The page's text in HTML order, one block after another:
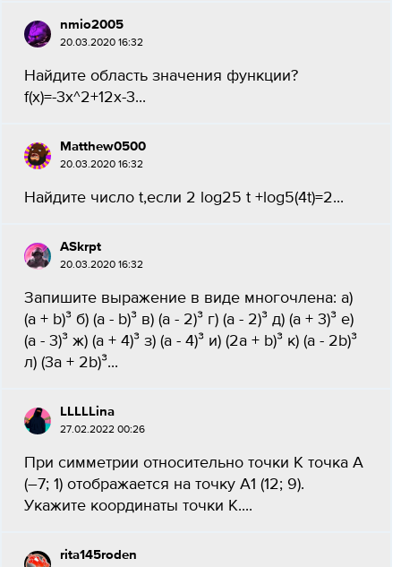
nmio2005
20.03.2020 16:32
Найдите область значения функции?
f(x)=-3x^2+12x-3...
Matthew0500
20.03.2020 16:32
Найдите число t,если 2 log25 t +log5(4t)=2...
ASkrpt
20.03.2020 16:32
Запишите выражение в виде многочлена: а)
(а + b)³ б) (а - b)³ в) (а - 2)³ г) (а - 2)³ д) (а + 3)³ е)
(а - 3)³ ж) (а + 4)³ з) (а - 4)³ и) (2а + b)³ к) (а - 2b)³
л) (3а + 2b)³...
LLLLLina
27.02.2022 00:26
При симметрии относительно точки К точка А
(–7; 1) отображается на точку А1 (12; 9).
Укажите координаты точки К....
rita145roden